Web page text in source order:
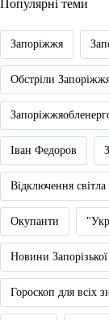
Популярні теми
Запоріжжя
Обстріли
Іван Федоров
Відключення
Окупанти
Новини Запорізької
Гороскоп для всіх